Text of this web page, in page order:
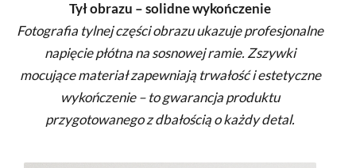
Tył obrazu – solidne wykończenie
Fotografia tylnej części obrazu ukazuje profesjonalne
napięcie płótna na sosnowej ramie. Zszywki
mocujące materiał zapewniają trwałość i estetyczne
wykończenie – to gwarancja produktu
przygotowanego z dbałością o każdy detal.